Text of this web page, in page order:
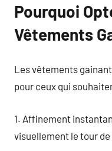
Pourquoi
Vêtements
Les vêtements
pour ceux qui
1. Affinement
visuellement le tour